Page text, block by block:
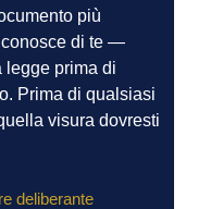
più
conosce di te —
legge prima di
Prima di qualsiasi
visura dovresti
deliberante